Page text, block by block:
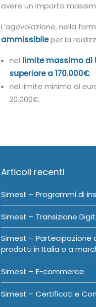
avere un importo
L’agevolazione, nella
ammissibileper la
nel limite massimo di
superiore a 170.000€;
nel limite minimo di
20.000€.
Articoli recenti
Simest – Programmi di
Simest – Transizione
Simest – Partecipazione
prodotti in Italia o a
Simest – E-commerce
Simest – Certificati e